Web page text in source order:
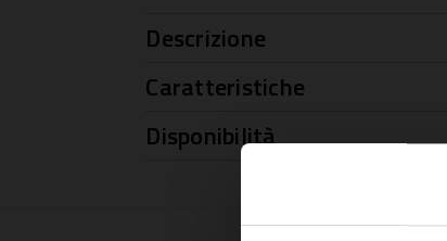
Descrizione
Caratteristiche
Disponibilità